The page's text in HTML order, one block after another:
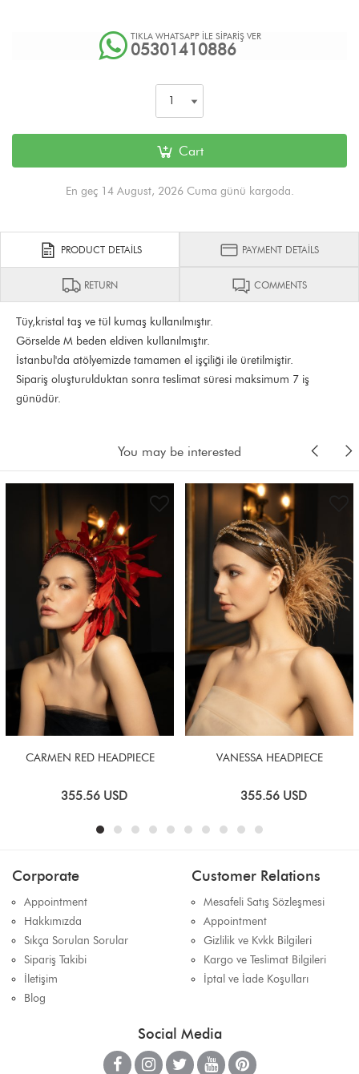
TIKLA WHATSAPP İLE SİPARİŞ VER
05301410886
Cart
En geç 14 August, 2026 Cuma günü kargoda.
PRODUCT DETAILS PAYMENT DETAILS
RETURN COMMENTS
Tüy,kristal taş ve tül kumaş kullanılmıştır.
Görselde M beden eldiven kullanılmıştır.
İstanbul'da atölyemizde tamamen el işçiliği ile üretilmiştir.
Sipariş oluşturulduktan sonra teslimat süresi maksimum 7 iş
günüdür.
You may be interested
CARMEN RED HEADPIECE
355.56USD
VANESSA HEADPIECE
355.56USD
Corporate
Appointment
Hakkımızda
Sıkça Sorulan Sorular
Sipariş Takibi
İletişim
Blog
Customer Relations
Mesafeli Satış Sözleşmesi
Appointment
Gizlilik ve Kvkk Bilgileri
Kargo ve Teslimat Bilgileri
İptal ve İade Koşulları
Social Media